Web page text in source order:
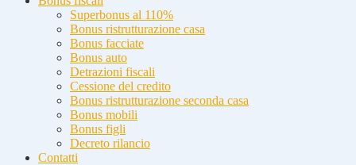
Superbonus al 110%
Bonus ristrutturazione casa
Bonus facciate
Bonus auto
Detrazioni fiscali
Cessione del credito
Bonus ristrutturazione seconda casa
Bonus mobili
Bonus figli
Decreto rilancio
Contatti